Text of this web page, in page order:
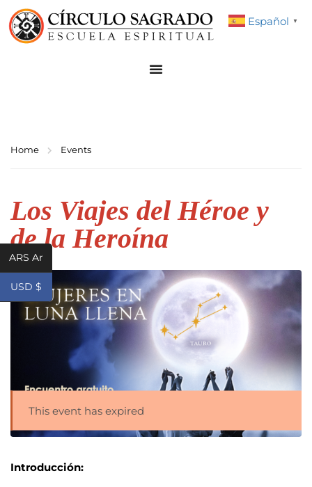
Home Events
Los Viajes del Héroe y
de la Heroína
This event has expired
Introducción:
Español ▼
ARS Ar
USD $